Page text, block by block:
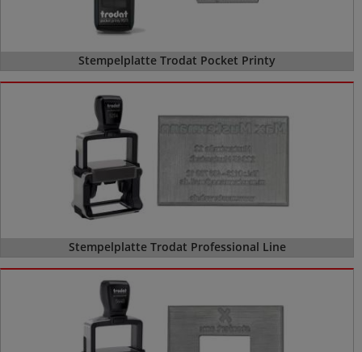
Stempelplatte Trodat Pocket Printy
Stempelplatte Trodat Professional Line